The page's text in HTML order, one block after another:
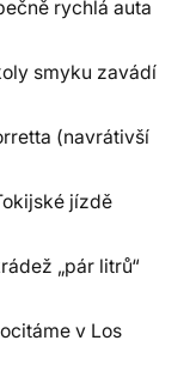
rychlá auta
smyku zavádí
(navrátivší
jízdě
„pár litrů“
v Los